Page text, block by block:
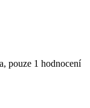
pouze 1 hodnocení